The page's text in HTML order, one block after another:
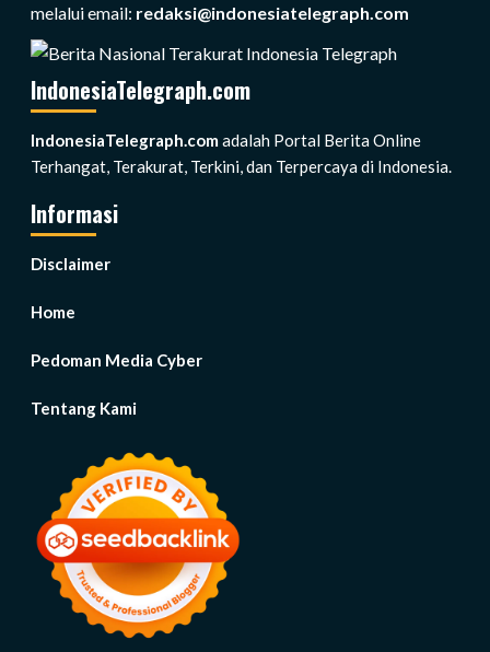
melalui email: redaksi@indonesiatelegraph.com
IndonesiaTelegraph.com
IndonesiaTelegraph.com adalah Portal Berita Online
Terhangat, Terakurat, Terkini, dan Terpercaya di Indonesia.
Informasi
Disclaimer
Home
Pedoman Media Cyber
Tentang Kami